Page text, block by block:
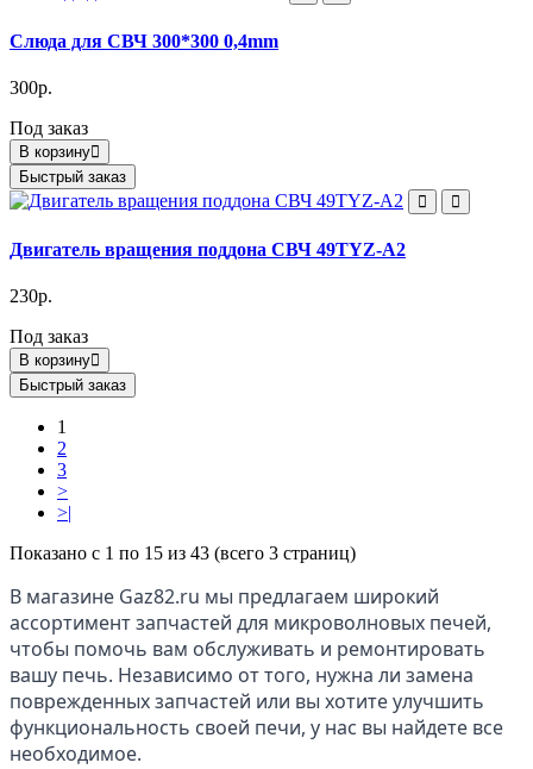
Cлюда для СВЧ 300*300 0,4mm
300р.
Под заказ
В корзину
Быстрый заказ
Двигатель вращения поддона СВЧ 49TYZ-A2
230р.
Под заказ
В корзину
Быстрый заказ
1
2
3
>
>|
Показано с 1 по 15 из 43 (всего 3 страниц)
В магазине Gaz82.ru мы предлагаем широкий
ассортимент запчастей для микроволновых печей,
чтобы помочь вам обслуживать и ремонтировать
вашу печь. Независимо от того, нужна ли замена
поврежденных запчастей или вы хотите улучшить
функциональность своей печи, у нас вы найдете все
необходимое.